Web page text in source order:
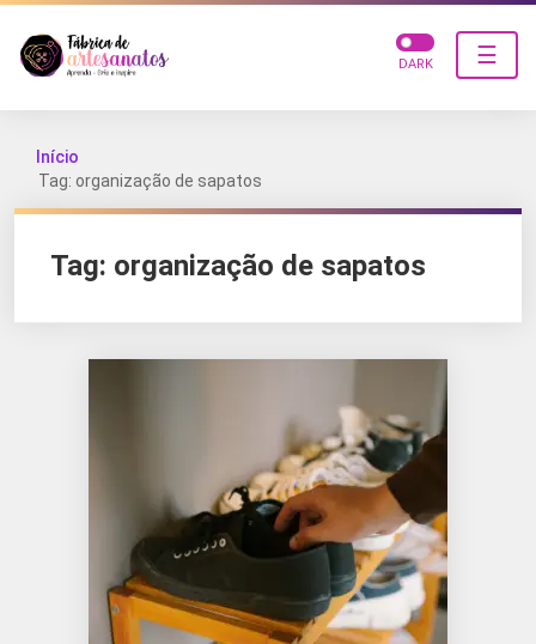
☰
DARK
Início
Tag: organização de sapatos
Tag: organização de sapatos